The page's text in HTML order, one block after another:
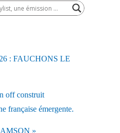
: FAUCHONS LE
off construit
française émergente.
»